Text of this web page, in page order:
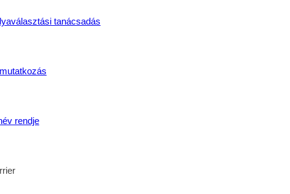
tanácsadás
rendje
Nap Debrecenben